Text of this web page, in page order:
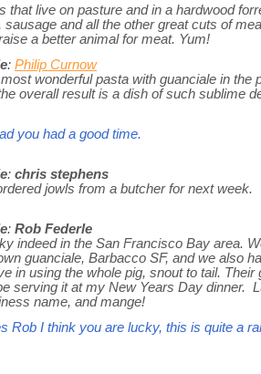
that live on pasture and in a hardwood
and all the other great cuts of
a better animal for meat. Yum!
: Philip Curnow
wonderful pasta with guanciale in the
overall result is a dish of such sublime
you had a good time.
: chris stephens
jowls from a butcher for next
: Rob Federle
indeed in the San Francisco Bay area.
guanciale, Barbacco SF, and we also
in using the whole pig, snout to tail.
serving it at my New Years Day dinner.
name, and mange!
Rob I think you are lucky, this is quite a